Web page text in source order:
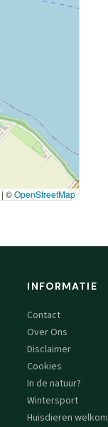
| ©OpenStreetMap
INFORMATIE
Contact
Over Ons
Disclaimer
Cookies
In de natuur?
Wintersport
Huisdieren welkom